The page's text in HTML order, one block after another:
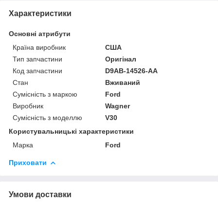
Характеристики
Основні атрибути
Країна виробник
США
Тип запчастини
Оригінал
Код запчастини
D9AB-14526-AA
Стан
Вживаний
Сумісність з маркою
Ford
Виробник
Wagner
Сумісність з моделлю
V30
Користувальницькі характеристики
Марка
Ford
Приховати
Умови доставки